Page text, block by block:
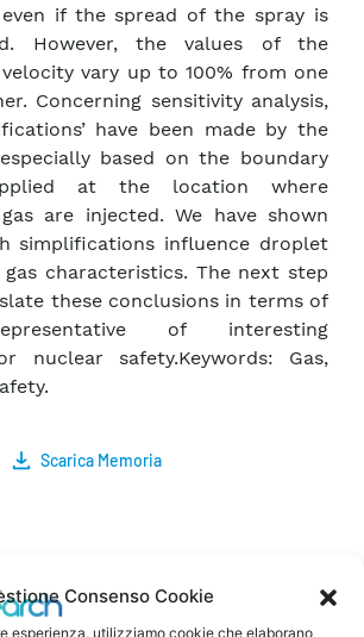
Consenso Cookie
esperienza, utilizziamo cookie che elaborano
if the spread of the spray is
However, the values of the
vary up to 100% from one
Concerning sensitivity analysis,
have been made by the
based on the boundary
at the location where
are injected. We have shown
simplifications influence droplet
characteristics. The next step
these conclusions in terms of
of interesting
nuclear safety.Keywords: Gas,
Scarica Memoria